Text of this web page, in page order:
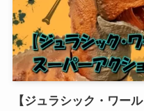
【ジュラシック・ワー